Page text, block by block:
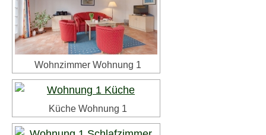
Wohnzimmer Wohnung 1
Küche Wohnung 1